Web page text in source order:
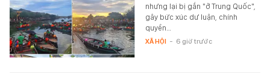
nhưng lại bị gắn "ở Trung Quốc",
gây bức xúc dư luận, chính
quyền…
XÃ HỘI - 6 giờ trước